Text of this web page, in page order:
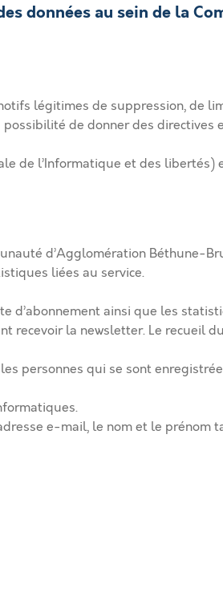
données au sein de la
légitimes de suppression, de
de donner des directives
de l’Informatique et des
d’Agglomération Béthune-
liées au service.
d’abonnement ainsi que les
la newsletter. Le recueil
personnes qui se sont
e-mail, le nom et le prénom